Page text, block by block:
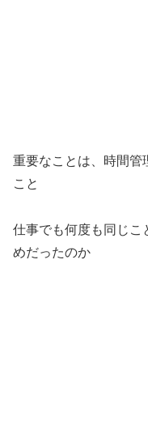
重要なことは、時間管
こと
仕事でも何度も同じこ
めだったのか